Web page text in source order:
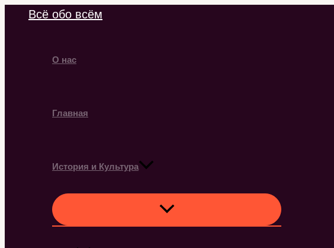
ПерейтиВсё обо всём
О нас
Главная
История и Культура